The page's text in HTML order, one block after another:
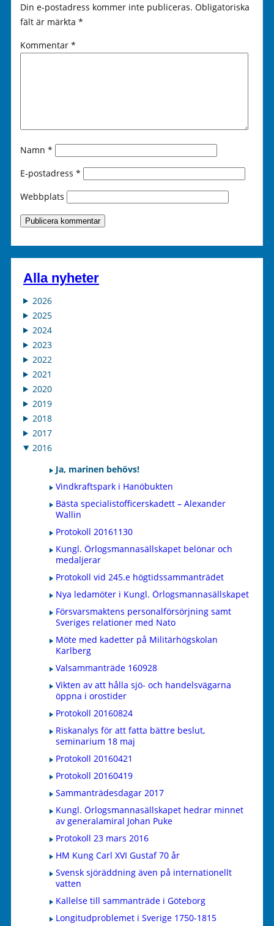
Din e-postadress kommer inte publiceras. Obligatoriska
fält är märkta *
Kommentar *
Namn *
E-postadress *
Webbplats
Alla nyheter
2026
2025
2024
2023
2022
2021
2020
2019
2018
2017
2016
Ja, marinen behövs!
Vindkraftspark i Hanöbukten
Bästa specialistofficerskadett – Alexander
Wallin
Protokoll 20161130
Kungl. Örlogsmannasällskapet belönar och
medaljerar
Protokoll vid 245.e högtidssammanträdet
Nya ledamöter i Kungl. Örlogsmannasällskapet
Försvarsmaktens personalförsörjning samt
Sveriges relationer med Nato
Möte med kadetter på Militärhögskolan
Karlberg
Valsammanträde 160928
Vikten av att hålla sjö- och handelsvägarna
öppna i orostider
Protokoll 20160824
Riskanalys för att fatta bättre beslut,
seminarium 18 maj
Protokoll 20160421
Protokoll 20160419
Sammanträdesdagar 2017
Kungl. Örlogsmannasällskapet hedrar minnet
av generalamiral Johan Puke
Protokoll 23 mars 2016
HM Kung Carl XVI Gustaf 70 år
Svensk sjöräddning även på internationellt
vatten
Kallelse till sammanträde i Göteborg
Longitudproblemet i Sverige 1750-1815